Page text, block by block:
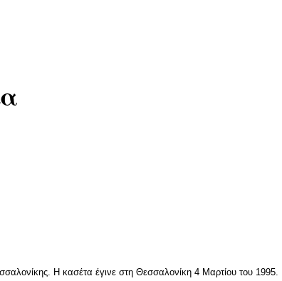
Η κασέτα έγινε στη Θεσσαλονίκη 4 Μαρτίου του 1995.